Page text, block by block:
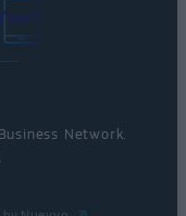
Network